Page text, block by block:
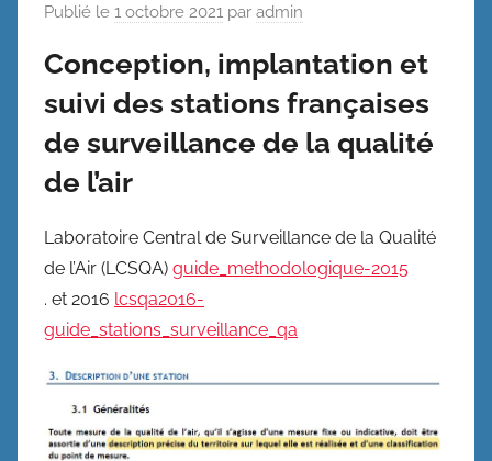
Publié le 1 octobre 2021 par admin
Conception, implantation et
suivi des stations françaises
de surveillance de la qualité
de l’air
Laboratoire Central de Surveillance de la Qualité
de l’Air (LCSQA) guide_methodologique-2015
. et 2016 lcsqa2016-
guide_stations_surveillance_qa